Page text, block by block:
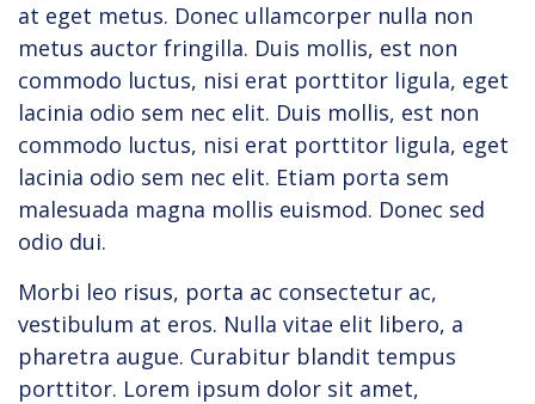
at eget metus. Donec ullamcorper nulla non
metus auctor fringilla. Duis mollis, est non
commodo luctus, nisi erat porttitor ligula, eget
lacinia odio sem nec elit. Duis mollis, est non
commodo luctus, nisi erat porttitor ligula, eget
lacinia odio sem nec elit. Etiam porta sem
malesuada magna mollis euismod. Donec sed
odio dui.
Morbi leo risus, porta ac consectetur ac,
vestibulum at eros. Nulla vitae elit libero, a
pharetra augue. Curabitur blandit tempus
porttitor. Lorem ipsum dolor sit amet,